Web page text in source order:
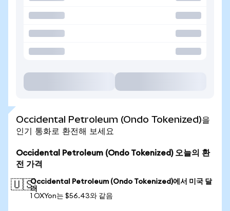
Occidental Petroleum (Ondo Tokenized)을
인기 통화로 환전해 보세요
Occidental Petroleum (Ondo Tokenized) 오늘의 환
전 가격
🇺🇸Occidental Petroleum (Ondo Tokenized)에서 미국 달
러
1 OXYon는 $56.43와 같음